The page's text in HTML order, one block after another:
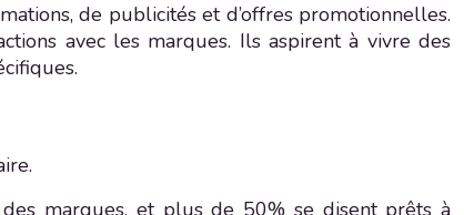
de publicités et d’offres promotionnelles.
avec les marques. Ils aspirent à vivre des